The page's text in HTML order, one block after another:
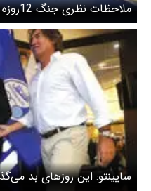
ملاحظات نظری جنگ 12روزه
ساپینتو: این روزهای بد